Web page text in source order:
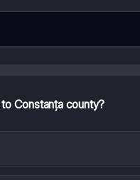
Constanța county?